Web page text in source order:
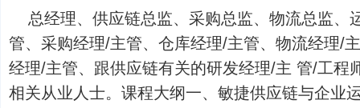
总经理、供应链总监、采购总监、物流总监、
管、采购经理/主管、仓库经理/主管、物流经理/
经理/主管、跟供应链有关的研发经理/主 管/工程
相关从业人士。课程大纲一、敏捷供应链与企业